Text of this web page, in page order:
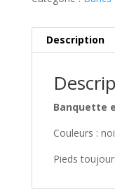
Description
Banquette
Couleurs :
Pieds